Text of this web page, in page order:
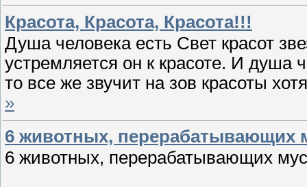
Красота, Красота, Красота!!!
Душа человека есть Свет красот
устремляется он к красоте. И душа
то все же звучит на зов красоты
»
6 животных, перерабатывающих
6 животных, перерабатывающих